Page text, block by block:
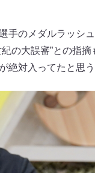
手のメダルラッシ
紀の大誤審”との指
絶対入ってたと思